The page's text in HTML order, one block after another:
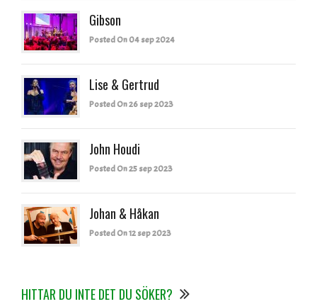
Gibson
Posted On 04 sep 2024
Lise & Gertrud
Posted On 26 sep 2023
John Houdi
Posted On 25 sep 2023
Johan & Håkan
Posted On 12 sep 2023
HITTAR DU INTE DET DU SÖKER?